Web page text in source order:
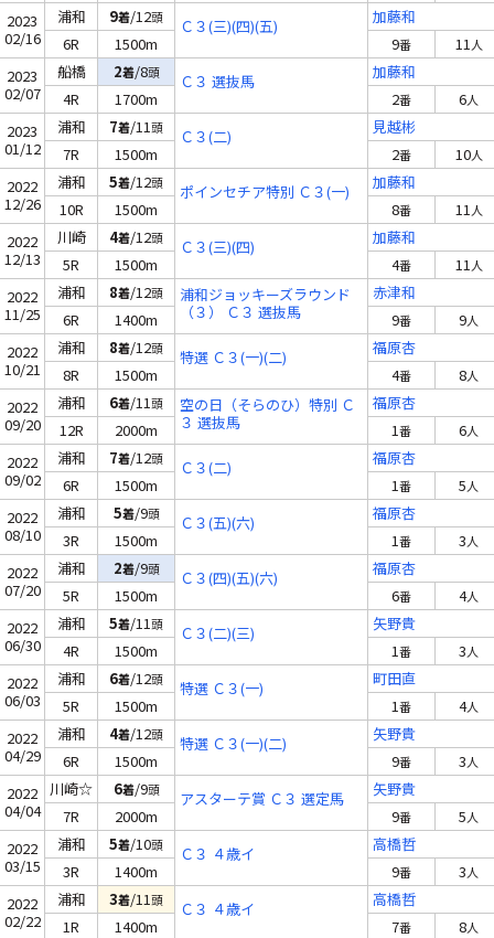
2023
02/16
浦和 9着/12頭 Ｃ３(三)(四)(五)
加藤和
6R
1500m 9番 11人
2023
02/07
船橋 2着/8頭 Ｃ３ 選抜馬
加藤和
4R
1700m 2番 6人
2023
01/12
浦和 7着/11頭 Ｃ３(二)
見越彬
7R
1500m 2番 10人
2022
12/26
浦和 5着/12頭 ポインセチア特別 Ｃ３(一)
加藤和
10R
1500m 8番 11人
2022
12/13
川崎 4着/12頭 Ｃ３(三)(四)
加藤和
5R
1500m 4番 11人
2022
11/25
浦和 8着/12頭
浦和ジョッキーズラウンド
（３） Ｃ３ 選抜馬
赤津和
6R
1400m 9番 9人
2022
10/21
浦和 8着/12頭 特選 Ｃ３(一)(二)
福原杏
8R
1500m 4番 8人
2022
09/20
浦和 6着/11頭
空の日（そらのひ）特別 Ｃ
３ 選抜馬
福原杏
12R
2000m 1番 6人
2022
09/02
浦和 7着/12頭 Ｃ３(二)
福原杏
6R
1500m 1番 5人
2022
08/10
浦和 5着/9頭 Ｃ３(五)(六)
福原杏
3R
1500m 1番 3人
2022
07/20
浦和 2着/9頭 Ｃ３(四)(五)(六)
福原杏
5R
1500m 6番 4人
2022
06/30
浦和 5着/11頭 Ｃ３(二)(三)
矢野貴
4R
1500m 1番 3人
2022
06/03
浦和 6着/12頭 特選 Ｃ３(一)
町田直
5R
1500m 1番 4人
2022
04/29
浦和 4着/12頭 特選 Ｃ３(一)(二)
矢野貴
6R
1500m 9番 3人
2022
04/04
川崎☆ 6着/9頭 アスターテ賞 Ｃ３ 選定馬
矢野貴
7R
2000m 9番 5人
2022
03/15
浦和 5着/10頭 Ｃ３ ４歳イ
高橋哲
3R
1400m 9番 3人
2022
02/22
浦和 3着/11頭 Ｃ３ ４歳イ
高橋哲
1R
1400m 7番 8人